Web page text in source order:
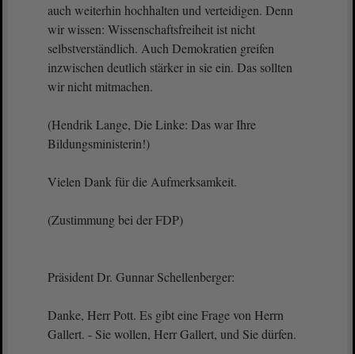
auch weiterhin hochhalten und verteidigen. Denn
wir wissen: Wissenschaftsfreiheit ist nicht
selbstverständlich. Auch Demokratien greifen
inzwischen deutlich stärker in sie ein. Das sollten
wir nicht mitmachen.
(Hendrik Lange, Die Linke: Das war Ihre
Bildungsministerin!)
Vielen Dank für die Aufmerksamkeit.
(Zustimmung bei der FDP)
Präsident Dr. Gunnar Schellenberger:
Danke, Herr Pott. Es gibt eine Frage von Herrn
Gallert. - Sie wollen, Herr Gallert, und Sie dürfen.